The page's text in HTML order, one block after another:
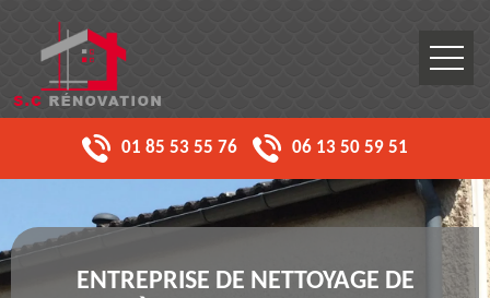
01 85 53 55 76 06 13 50 59 51
ENTREPRISE DE NETTOYAGE DE